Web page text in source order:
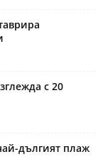
с 20
дългият плаж